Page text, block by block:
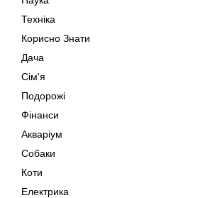
Техніка
Корисно Знати
Дача
Сім'я
Подорожі
Фінанси
Акваріум
Собаки
Коти
Електрика